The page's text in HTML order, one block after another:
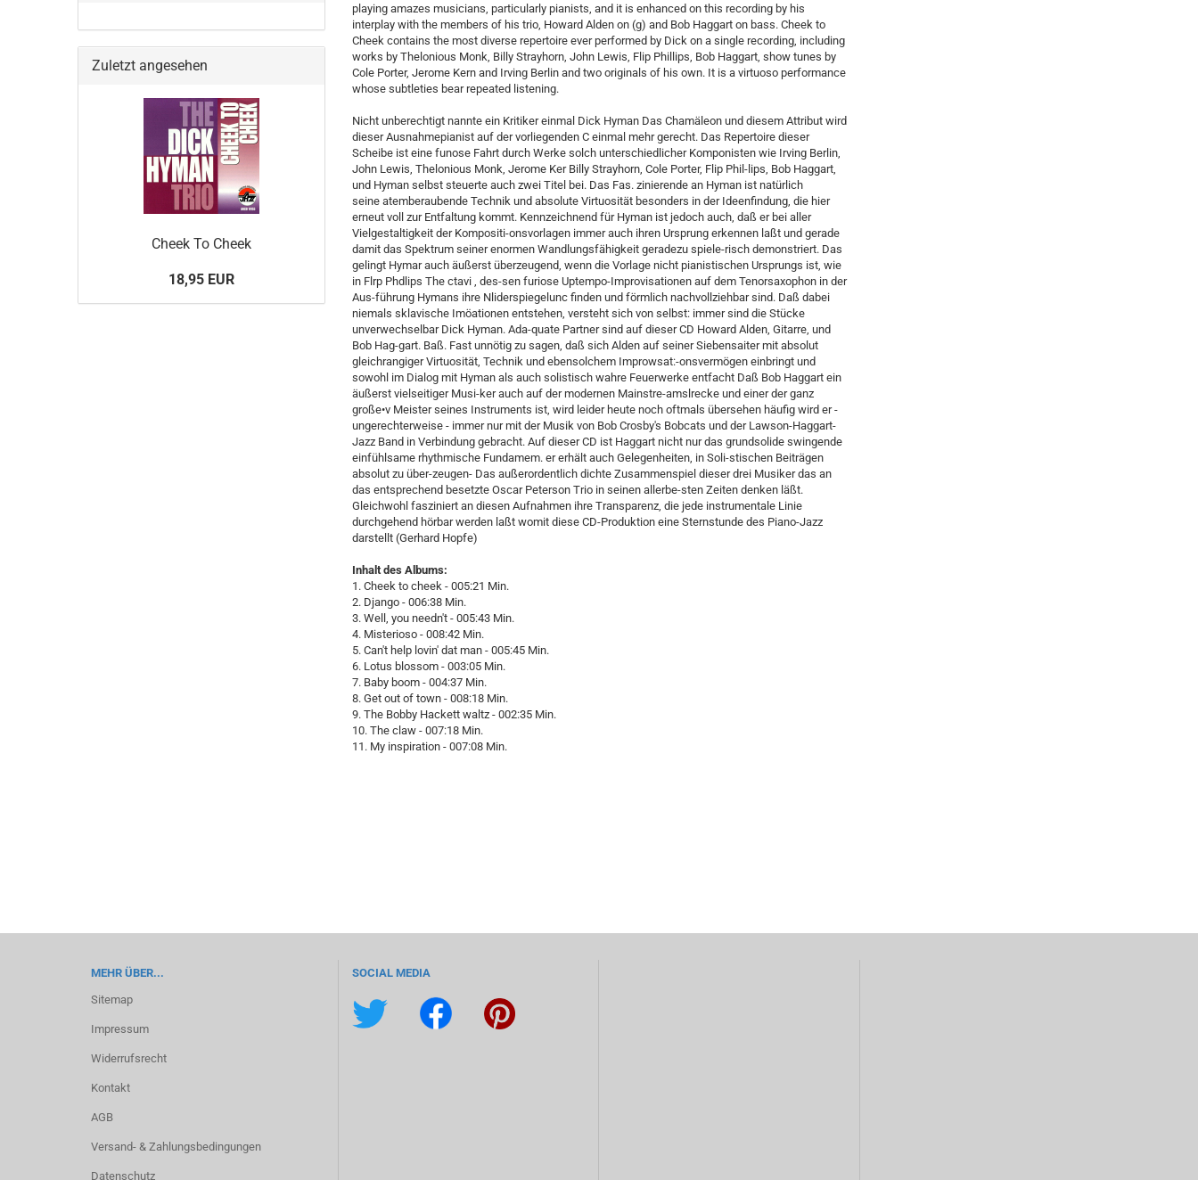
playing amazes musicians, particularly pianists, and it is enhanced on this recording by his
interplay with the members of his trio, Howard Alden on (g) and Bob Haggart on bass. Cheek to
Cheek contains the most diverse repertoire ever performed by Dick on a single recording, including
works by Thelonious Monk, Billy Strayhorn, John Lewis, Flip Phillips, Bob Haggart, show tunes by
Cole Porter, Jerome Kern and Irving Berlin and two originals of his own. It is a virtuoso performance
whose subtleties bear repeated listening.
Nicht unberechtigt nannte ein Kritiker einmal Dick Hyman Das Chamäleon und diesem Attribut wird
dieser Ausnahmepianist auf der vorliegenden C einmal mehr gerecht. Das Repertoire dieser
Scheibe ist eine funose Fahrt durch Werke solch unterschiedlicher Komponisten wie Irving Berlin,
John Lewis, Thelonious Monk, Jerome Ker Billy Strayhorn, Cole Porter, Flip Phil-lips, Bob Haggart,
und Hyman selbst steuerte auch zwei Titel bei. Das Fas. zinierende an Hyman ist natürlich
seine atemberaubende Technik und absolute Virtuosität besonders in der Ideenfindung, die hier
erneut voll zur Entfaltung kommt. Kennzeichnend für Hyman ist jedoch auch, daß er bei aller
Vielgestaltigkeit der Kompositi-onsvorlagen immer auch ihren Ursprung erkennen laßt und gerade
damit das Spektrum seiner enormen Wandlungsfähigkeit geradezu spiele-risch demonstriert. Das
gelingt Hymar auch äußerst überzeugend, wenn die Vorlage nicht pianistischen Ursprungs ist, wie
in Flrp Phdlips The ctavi , des-sen furiose Uptempo-Improvisationen auf dem Tenorsaxophon in der
Aus-führung Hymans ihre Nliderspiegelunc finden und förmlich nachvollziehbar sind. Daß dabei
niemals sklavische Imöationen entstehen, versteht sich von selbst: immer sind die Stücke
unverwechselbar Dick Hyman. Ada-quate Partner sind auf dieser CD Howard Alden, Gitarre, und
Bob Hag-gart. Baß. Fast unnötig zu sagen, daß sich Alden auf seiner Siebensaiter mit absolut
gleichrangiger Virtuosität, Technik und ebensolchem Improwsat:-onsvermögen einbringt und
sowohl im Dialog mit Hyman als auch solistisch wahre Feuerwerke entfacht Daß Bob Haggart ein
äußerst vielseitiger Musi-ker auch auf der modernen Mainstre-amslrecke und einer der ganz
große•v Meister seines Instruments ist, wird leider heute noch oftmals übersehen häufig wird er -
ungerechterweise - immer nur mit der Musik von Bob Crosby's Bobcats und der Lawson-Haggart-
Jazz Band in Verbindung gebracht. Auf dieser CD ist Haggart nicht nur das grundsolide swingende
einfühlsame rhythmische Fundamem. er erhält auch Gelegenheiten, in Soli-stischen Beiträgen
absolut zu über-zeugen- Das außerordentlich dichte Zusammenspiel dieser drei Musiker das an
das entsprechend besetzte Oscar Peterson Trio in seinen allerbe-sten Zeiten denken läßt.
Gleichwohl fasziniert an diesen Aufnahmen ihre Transparenz, die jede instrumentale Linie
durchgehend hörbar werden laßt womit diese CD-Produktion eine Sternstunde des Piano-Jazz
darstellt (Gerhard Hopfe)
Inhalt des Albums:
1. Cheek to cheek - 005:21 Min.
2. Django - 006:38 Min.
3. Well, you needn't - 005:43 Min.
4. Misterioso - 008:42 Min.
5. Can't help lovin' dat man - 005:45 Min.
6. Lotus blossom - 003:05 Min.
7. Baby boom - 004:37 Min.
8. Get out of town - 008:18 Min.
9. The Bobby Hackett waltz - 002:35 Min.
10. The claw - 007:18 Min.
11. My inspiration - 007:08 Min.
Zuletzt angesehen
Cheek To Cheek
18,95 EUR
MEHR ÜBER...
Sitemap
Impressum
Widerrufsrecht
Kontakt
AGB
Versand- & Zahlungsbedingungen
Datenschutz
SOCIAL MEDIA